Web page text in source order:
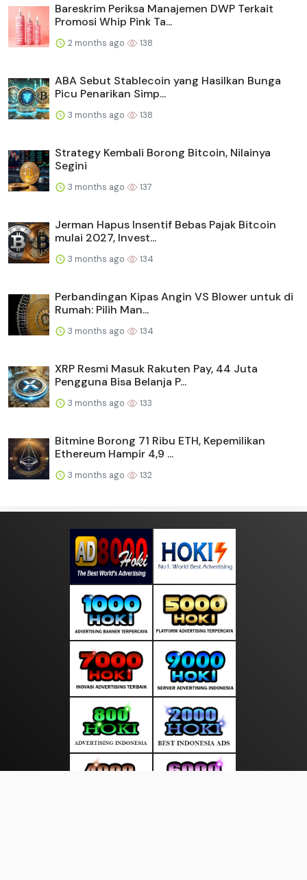
Bareskrim Periksa Manajemen DWP Terkait
Promosi Whip Pink Ta...
2 months ago 138
ABA Sebut Stablecoin yang Hasilkan Bunga
Picu Penarikan Simp...
3 months ago 138
Strategy Kembali Borong Bitcoin, Nilainya
Segini
3 months ago 137
Jerman Hapus Insentif Bebas Pajak Bitcoin
mulai 2027, Invest...
3 months ago 134
Perbandingan Kipas Angin VS Blower untuk di
Rumah: Pilih Man...
3 months ago 134
XRP Resmi Masuk Rakuten Pay, 44 Juta
Pengguna Bisa Belanja P...
3 months ago 133
Bitmine Borong 71 Ribu ETH, Kepemilikan
Ethereum Hampir 4,9 ...
3 months ago 132